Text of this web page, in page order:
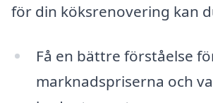
för din köksrenovering kan
Få en bättre förståelse
marknadspriserna och